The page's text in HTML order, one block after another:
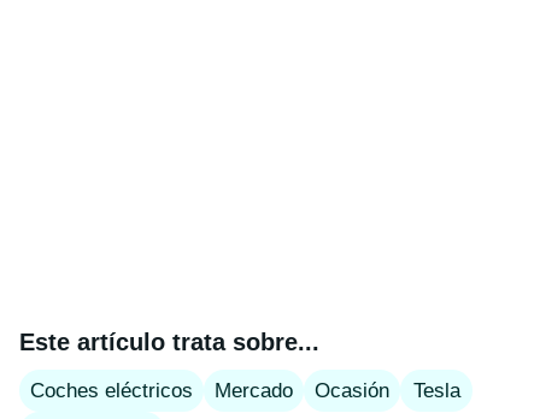
Este artículo trata sobre...
Coches eléctricos Mercado Ocasión
Tesla